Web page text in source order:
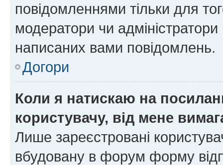
повідомленнями тільки для
модератори чи
написаних вами повідомлень.
Догори
Коли я натискаю на
користувачу, від мене
Лише зареєстровані
вбудовану в форум форму